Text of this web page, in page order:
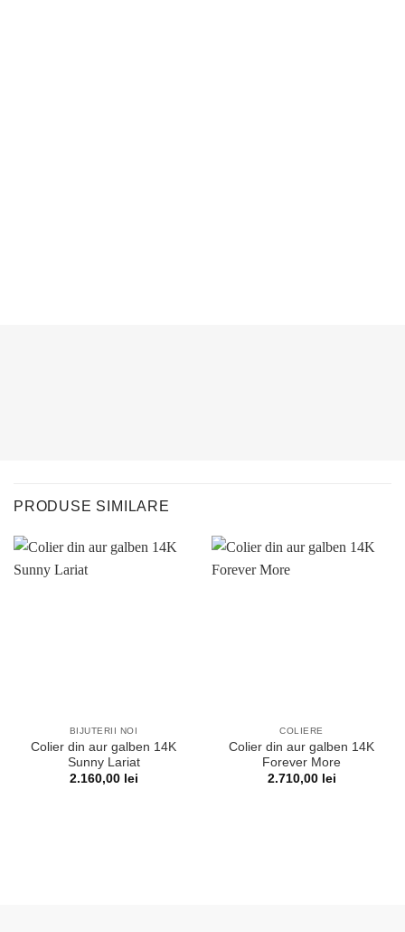
PRODUSE SIMILARE
BIJUTERII NOI
Colier din aur galben 14K
Sunny Lariat
2.160,00 lei
COLIERE
Colier din aur galben 14K
Forever More
2.710,00 lei